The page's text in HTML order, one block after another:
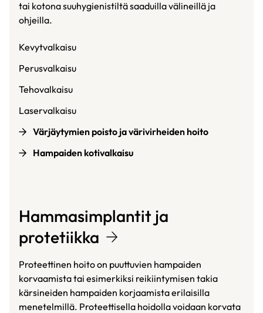
tai kotona suuhygienistiltä saaduilla välineillä ja
ohjeilla.
Kevytvalkaisu
Perusvalkaisu
Tehovalkaisu
Laservalkaisu
Värjäytymien poisto ja värivirheiden hoito
Hampaiden kotivalkaisu
Hammasimplantit ja
protetiikka
Proteettinen hoito on puuttuvien hampaiden
korvaamista tai esimerkiksi reikiintymisen takia
kärsineiden hampaiden korjaamista erilaisilla
menetelmillä. Proteettisella hoidolla voidaan korvata